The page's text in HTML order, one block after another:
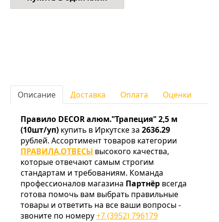
Описание Доставка Оплата Оценки
Правило DECOR алюм."Трапеция" 2,5 м
(10шт/уп) купить в Иркутске за 2636.29
рублей. Ассортимент товаров категории
ПРАВИЛА,ОТВЕСЫ высокого качества,
которые отвечают самым строгим
стандартам и требованиям. Команда
профессионалов магазина Партнёр всегда
готова помочь вам выбрать правильные
товары и ответить на все ваши вопросы -
звоните по номеру+7 (3952) 796179